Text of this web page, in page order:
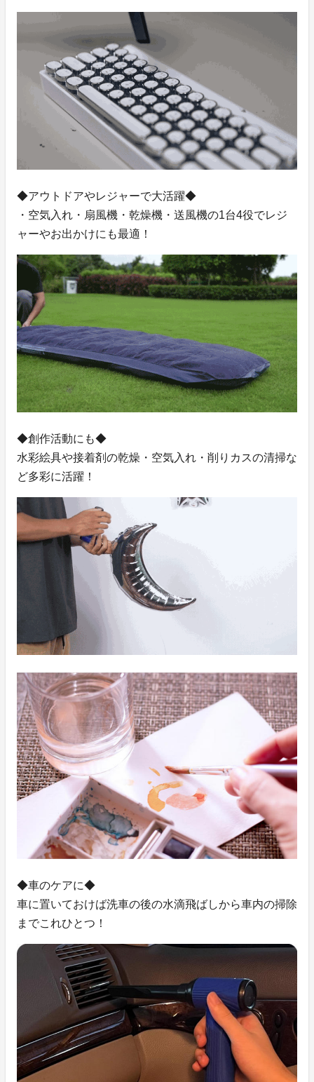
◆アウトドアやレジャーで大活躍◆
・空気入れ・扇風機・乾燥機・送風機の1台4役でレジ
ャーやお出かけにも最適！
◆創作活動にも◆
水彩絵具や接着剤の乾燥・空気入れ・削りカスの清掃な
ど多彩に活躍！
◆車のケアに◆
車に置いておけば洗車の後の水滴飛ばしから車内の掃除
までこれひとつ！